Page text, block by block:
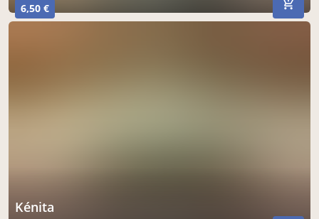
6,50 €
kénita